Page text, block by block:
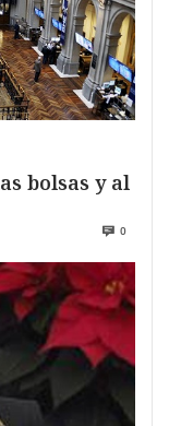
bolsas y al
0